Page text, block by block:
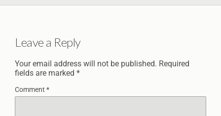
Leave a Reply
Your email address will not be published. Required
fields are marked *
Comment *